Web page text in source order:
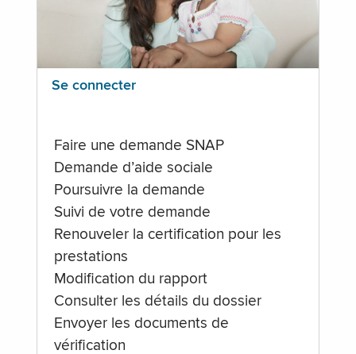
Se connecter
Faire une demande SNAP
Demande d’aide sociale
Poursuivre la demande
Suivi de votre demande
Renouveler la certification pour les
prestations
Modification du rapport
Consulter les détails du dossier
Envoyer les documents de
vérification